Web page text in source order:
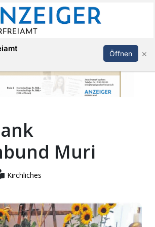
Abonnieren Anmelden
Muri
Kirchliches
Öffnen ×